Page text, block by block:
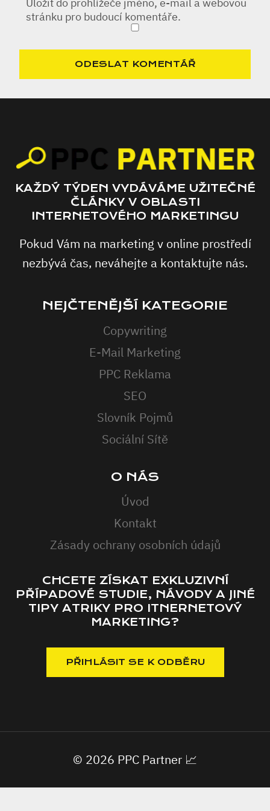
stránku pro budoucí komentáře.
KAŽDÝ TÝDEN VYDÁVÁME UŽITEČNÉ
ČLÁNKY V OBLASTI
INTERNETOVÉHO MARKETINGU
Pokud Vám na marketing v online prostředí
nezbývá čas, neváhejte a kontaktujte nás.
NEJČTENĚJŠÍ KATEGORIE
Copywriting
E-Mail Marketing
PPC Reklama
SEO
Slovník Pojmů
Sociální Sítě
O NÁS
Úvod
Kontakt
Zásady ochrany osobních údajů
CHCETE ZÍSKAT EXKLUZIVNÍ
PŘÍPADOVÉ STUDIE, NÁVODY A JINÉ
TIPY ATRIKY PRO ITNERNETOVÝ
MARKETING?
© 2026 PPC Partner 📈